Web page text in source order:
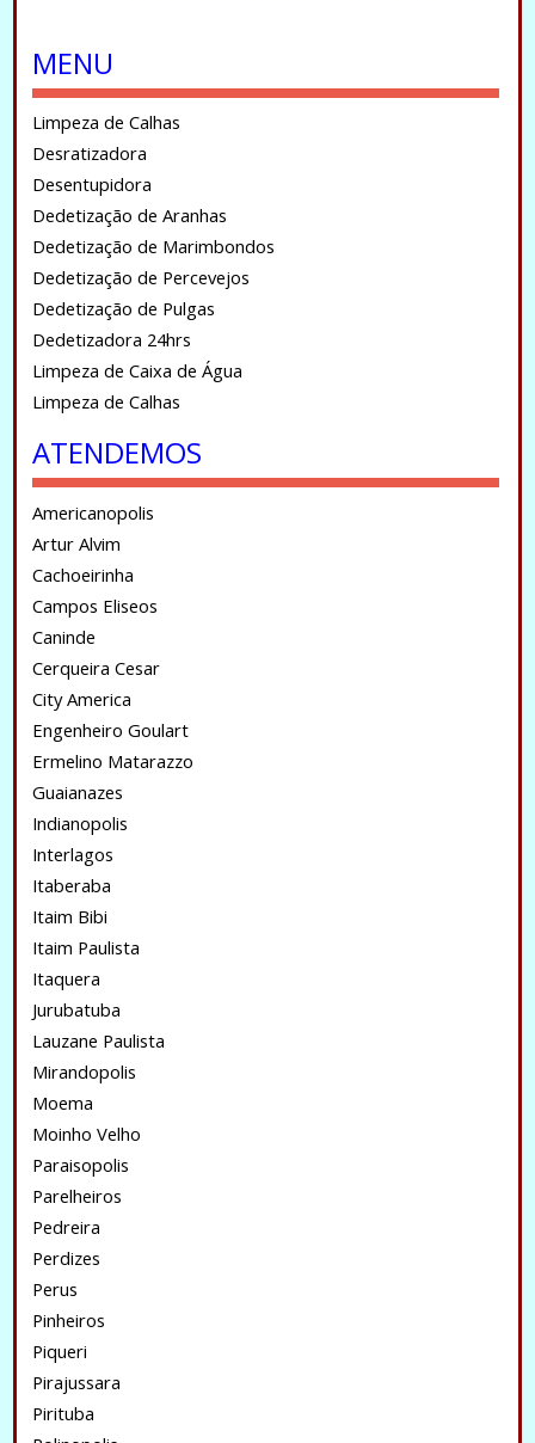
MENU
Limpeza de Calhas
Desratizadora
Desentupidora
Dedetização de Aranhas
Dedetização de Marimbondos
Dedetização de Percevejos
Dedetização de Pulgas
Dedetizadora 24hrs
Limpeza de Caixa de Água
Limpeza de Calhas
ATENDEMOS
Americanopolis
Artur Alvim
Cachoeirinha
Campos Eliseos
Caninde
Cerqueira Cesar
City America
Engenheiro Goulart
Ermelino Matarazzo
Guaianazes
Indianopolis
Interlagos
Itaberaba
Itaim Bibi
Itaim Paulista
Itaquera
Jurubatuba
Lauzane Paulista
Mirandopolis
Moema
Moinho Velho
Paraisopolis
Parelheiros
Pedreira
Perdizes
Perus
Pinheiros
Piqueri
Pirajussara
Pirituba